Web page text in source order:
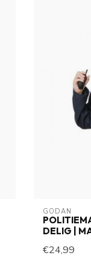
GODAN
DELIG |
€24,99